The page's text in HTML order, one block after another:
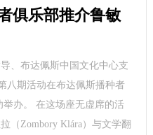
俱乐部推介鲁敏
、布达佩斯中国文化中心支
八期活动在布达佩斯播种者
举办。 在这场座无虚席的活
（Zombory Klára）与文学翻